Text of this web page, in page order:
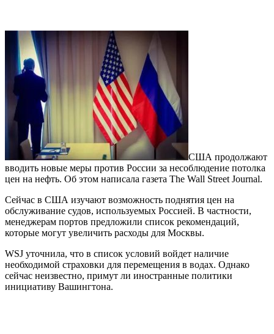
США продолжают
вводить новые меры против России за несоблюдение потолка
цен на нефть. Об этом написала газета The Wall Street Journal.
Сейчас в США изучают возможность поднятия цен на
обслуживание судов, используемых Россией. В частности,
менеджерам портов предложили список рекомендаций,
которые могут увеличить расходы для Москвы.
WSJ уточнила, что в список условий войдет наличие
необходимой страховки для перемещения в водах. Однако
сейчас неизвестно, примут ли иностранные политики
инициативу Вашингтона.